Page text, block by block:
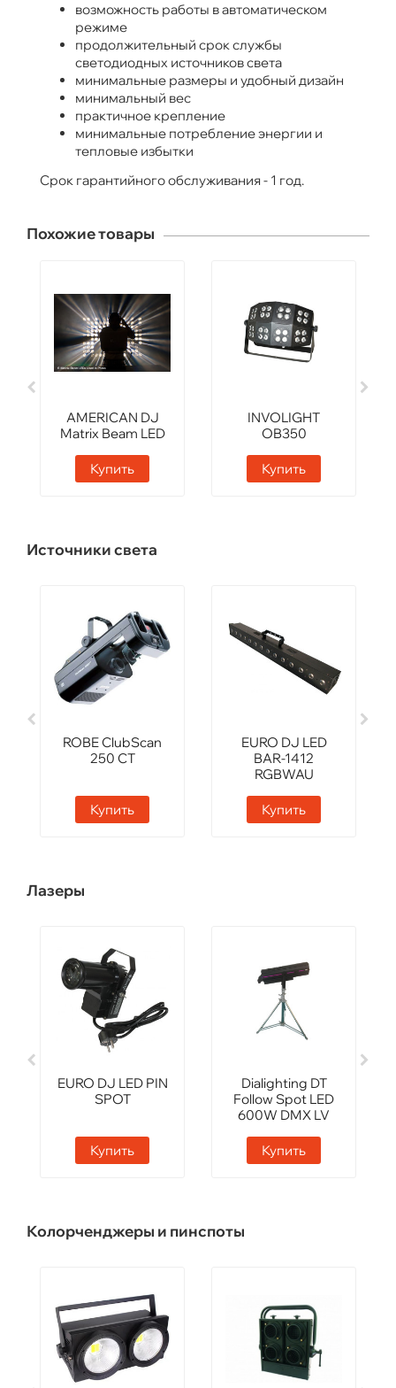
возможность работы в автоматическом
режиме
продолжительный срок службы
светодиодных источников света
минимальные размеры и удобный дизайн
минимальный вес
практичное крепление
минимальные потребление энергии и
тепловые избытки
Срок гарантийного обслуживания - 1 год.
Похожие товары
AMERICAN DJ
Matrix Beam LED
Купить
INVOLIGHT
OB350
Купить
Источники света
ROBE ClubScan
250 CT
Купить
EURO DJ LED
BAR-1412
RGBWAU
Купить
Лазеры
EURO DJ LED PIN
SPOT
Купить
Dialighting DT
Follow Spot LED
600W DMX LV
Купить
Колорченджеры и пинспоты